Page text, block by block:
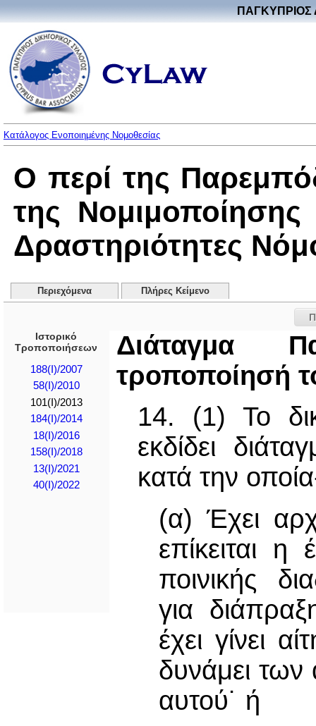
ΠΑΓΚΥΠΡΙΟΣ
Κατάλογος Ενοποιημένης Νομοθεσίας
Ο περί της
της
Δραστηριότητες
Περιεχόμενα Πλήρες Κείμενο
Ιστορικό
Τροποποιήσεων
188(I)/2007
58(I)/2010
101(I)/2013
184(Ι)/2014
18(I)/2016
158(I)/2018
13(I)/2021
40(I)/2022
Διάταγμα
τροποποίησή
14. (1) Το
εκδίδει
κατά την
(α) Έχει
επίκειται
ποινικής
για
έχει γίνει
δυνάμει
αυτού˙ ή